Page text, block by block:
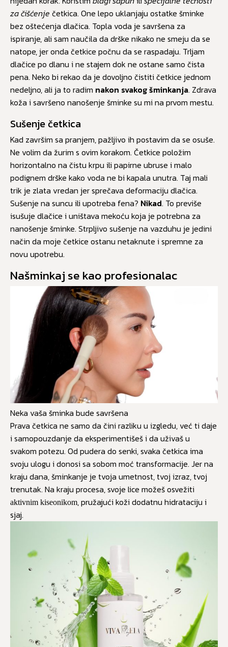
za čišćenje četkica. One lepo uklanjaju ostatke šminke
bez oštećenja dlačica. Topla voda je savršena za
ispiranje, ali sam naučila da drške nikako ne smeju da se
natope, jer onda četkice počnu da se raspadaju. Trljam
dlačice po dlanu i ne stajem dok ne ostane samo čista
pena. Neko bi rekao da je dovoljno čistiti četkice jednom
nedeljno, ali ja to radim nakon svakog šminkanja. Zdrava
koža i savršeno nanošenje šminke su mi na prvom mestu.
Sušenje četkica
Kad završim sa pranjem, pažljivo ih postavim da se osuše.
Ne volim da žurim s ovim korakom. Četkice položim
horizontalno na čistu krpu ili papirne ubruse i malo
podignem drške kako voda ne bi kapala unutra. Taj mali
trik je zlata vredan jer sprečava deformaciju dlačica.
Sušenje na suncu ili upotreba fena? Nikad. To previše
isušuje dlačice i uništava mekoću koja je potrebna za
nanošenje šminke. Strpljivo sušenje na vazduhu je jedini
način da moje četkice ostanu netaknute i spremne za
novu upotrebu.
Našminkaj se kao profesionalac
Neka vaša šminka bude savršena
Prava četkica ne samo da čini razliku u izgledu, već ti daje
i samopouzdanje da eksperimentišeš i da uživaš u
svakom potezu. Od pudera do senki, svaka četkica ima
svoju ulogu i donosi sa sobom moć transformacije. Jer na
kraju dana, šminkanje je tvoja umetnost, tvoj izraz, tvoj
trenutak. Na kraju procesa, svoje lice možeš osvežiti
aktivnim kiseonikom, pružajući koži dodatnu hidrataciju i
sjaj.